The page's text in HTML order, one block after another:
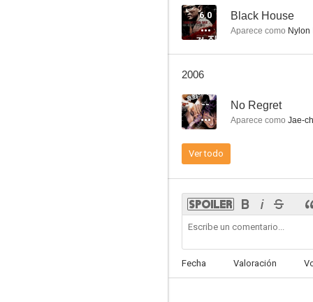
6.0 Black House
Aparece como Nylon
2006
-- No Regret
Aparece como Jae-
Ver todo
Fecha Valoración